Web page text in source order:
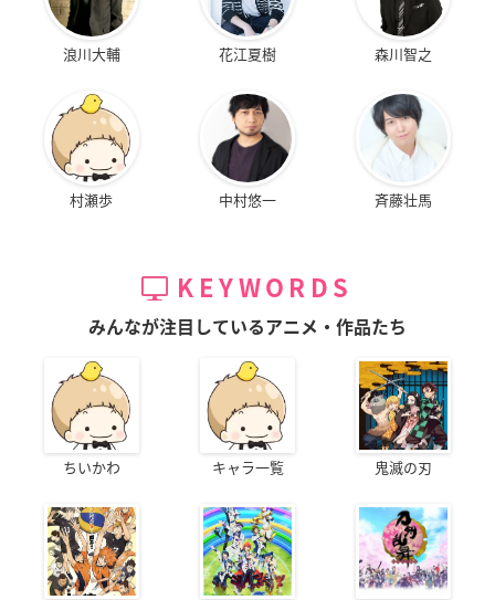
浪川大輔 花江夏樹 森川智之
村瀬歩 中村悠一 斉藤壮馬
KEYWORDS
みんなが注目しているアニメ・作品たち
ちいかわ キャラ一覧 鬼滅の刃